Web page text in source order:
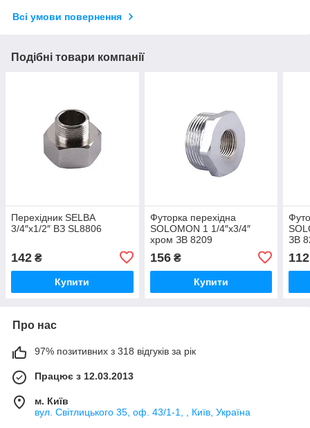
Всі умови повернення
Подібні товари компанії
Перехідник SELBA
3/4″х1/2″ ВЗ SL8806
142 ₴
Купити
Футорка перехідна
SOLOMON 1 1/4″х3/4″
хром ЗВ 8209
156₴
Купити
ЗВ
112
Про нас
97% позитивних з 318 відгуків за рік
Працює з 12.03.2013
м. Київ
вул. Світлицького 35, оф. 43/1-1, , Київ, Україна